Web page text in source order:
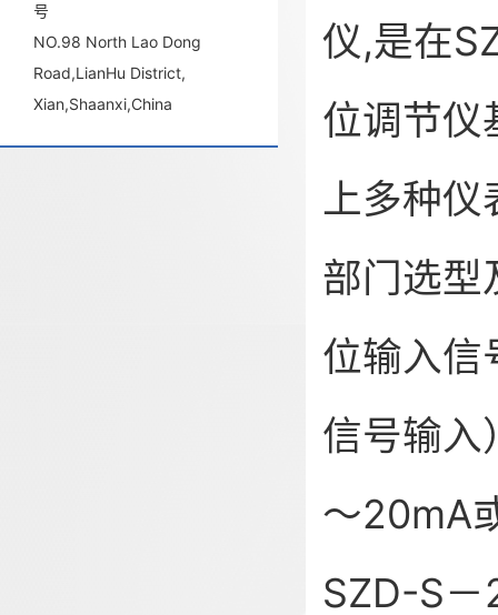
号
NO.98 North Lao Dong
Road,LianHu District,
Xian,Shaanxi,China
仪,是在
位调节仪
上多种仪
部门选型
位输入信
信号输入
～20mA
SZD-S